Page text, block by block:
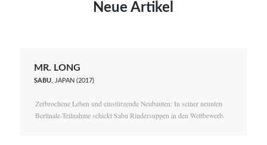
Neue Artikel
MR. LONG
SABU, JAPAN (2017)
Zerbrochene Leben und einstürzende Neubauten: In seiner neunten
Berlinale-Teilnahme schickt Sabu Rindersuppen in den Wettbewerb.